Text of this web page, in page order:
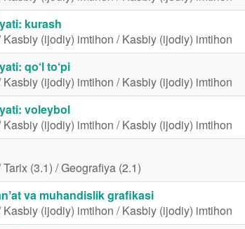
kurash
(ijodiy) imtihon / Kasbiy (ijodiy) imtihon
qo‘l to‘pi
(ijodiy) imtihon / Kasbiy (ijodiy) imtihon
voleybol
(ijodiy) imtihon / Kasbiy (ijodiy) imtihon
(3.1) / Geografiya (2.1)
va muhandislik grafikasi
(ijodiy) imtihon / Kasbiy (ijodiy) imtihon